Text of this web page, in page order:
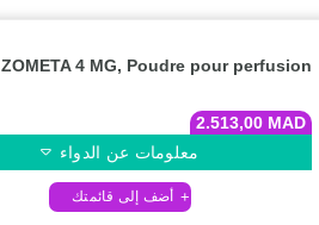
ZOMETA 4 MG, Poudre pour perfusion
2.513,00 MAD
معلومات عن الدواء